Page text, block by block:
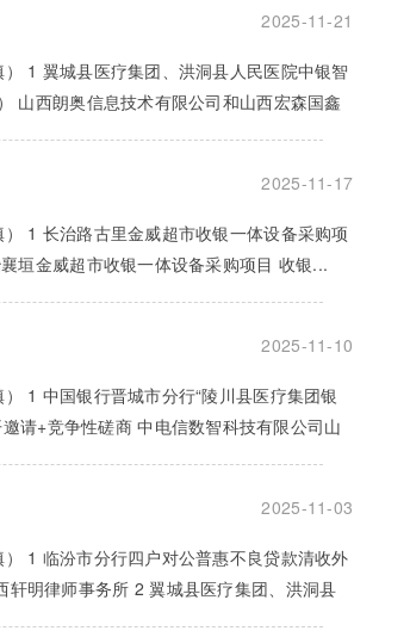
2025-11-21
1 翼城县医疗集团、洪洞县人民医院中银智
山西朗奥信息技术有限公司和山西宏森国鑫
2025-11-17
1 长治路古里金威超市收银一体设备采购项
垣金威超市收银一体设备采购项目 收银...
2025-11-10
1 中国银行晋城市分行“陵川县医疗集团银
请+竞争性磋商 中电信数智科技有限公司山
2025-11-03
1 临汾市分行四户对公普惠不良贷款清收外
明律师事务所 2 翼城县医疗集团、洪洞县